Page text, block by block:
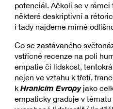
potenciál. Ačkoli se v
některé deskriptivní a
i tady najdeme mírné
Co se zastávaného
vstřícné recenze na poli
empatie či lidskost,
nejen ve vztahu k třetí,
k Hranicím Evropyjako
empaticky graduje v